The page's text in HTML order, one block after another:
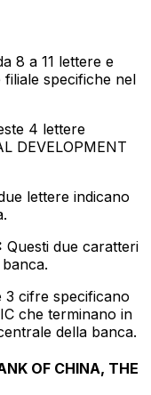
8 a 11 lettere e
specifiche nel
4 lettere
DEVELOPMENT
lettere indicano
Questi due caratteri
3 cifre specificano
che terminano in
della banca.
OF CHINA, THE